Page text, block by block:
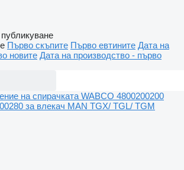
Първо скъпите Първо евтините Дата на
новите Дата на производство - първо